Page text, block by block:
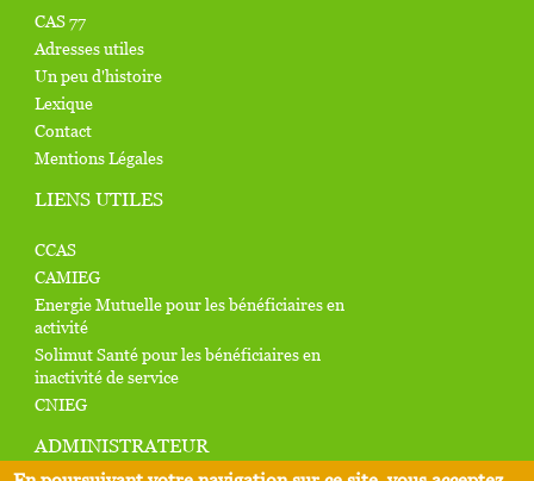
CAS 77
Adresses utiles
Un peu d'histoire
Lexique
Contact
Mentions Légales
LIENS UTILES
CCAS
CAMIEG
Energie Mutuelle pour les bénéficiaires en
activité
Solimut Santé pour les bénéficiaires en
inactivité de service
CNIEG
ADMINISTRATEUR